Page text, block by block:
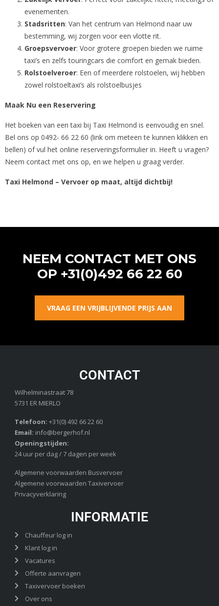
evenementen.
Stadsritten: Van het centrum van Helmond naar uw
bestemming, wij zorgen voor een vlotte rit.
Groepsvervoer: Voor grotere groepen bieden we ruime
taxi’s en zelfs touringcars die comfort en gemak bieden.
Rolstoelveroer: Een of meerdere rolstoelen, wij hebben
zowel rolstoeltaxi’s als rolstoelbusjes
Maak Nu een Reservering
Het boeken van een taxi bij Taxi Helmond is eenvoudig en snel.
Bel ons op 0492- 66 22 60 (link om meteen te kunnen klikken en
bellen) of vul het online reserveringsformulier in. Heeft u vragen?
Neem contact met ons op, en we helpen u graag verder.
Taxi Helmond – Vervoer op maat, altijd dichtbij!
NEEM CONTACT MET ONS
OP +31(0)492 66 22 60
VRAAG EEN VRIJBLIJVENDE PRIJS AAN
CONTACT
Wilhelminastraat 78
5731 ER MIERLO
Telefoon: +31(0) 492 66 22 60
Email: info@bergerhof.nl
Openingstijden:
24 uur per dag / 7 dagen per week
Algemene voorwaarden Busvervoer
Algemene voorwaarden Taxivervoer
Privacyverklaring
INFORMATIE
Chauffeur log in
Klant log in
Vacatures
Offerte aanvragen
Taxivervoer boeken
Over ons